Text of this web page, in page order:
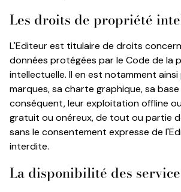
Les droits de propriété
L'Editeur est titulaire de droits
données protégées par le Code de la
intellectuelle. Il en est notamment
marques, sa charte graphique, sa
conséquent, leur exploitation offline
gratuit ou onéreux, de tout ou partie
sans le consentement expresse de
interdite.
La disponibilité des